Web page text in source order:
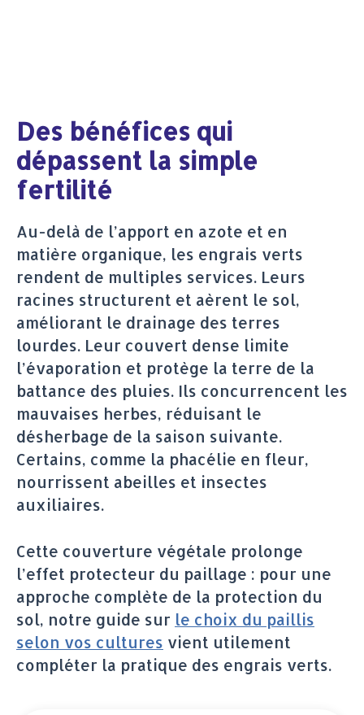
Des bénéfices qui
dépassent la simple
fertilité
Au-delà de l’apport en azote et en
matière organique, les engrais verts
rendent de multiples services. Leurs
racines structurent et aèrent le sol,
améliorant le drainage des terres
lourdes. Leur couvert dense limite
l’évaporation et protège la terre de la
battance des pluies. Ils concurrencent les
mauvaises herbes, réduisant le
désherbage de la saison suivante.
Certains, comme la phacélie en fleur,
nourrissent abeilles et insectes
auxiliaires.
Cette couverture végétale prolonge
l’effet protecteur du paillage : pour une
approche complète de la protection du
sol, notre guide sur le choix du paillis
selon vos cultures vient utilement
compléter la pratique des engrais verts.